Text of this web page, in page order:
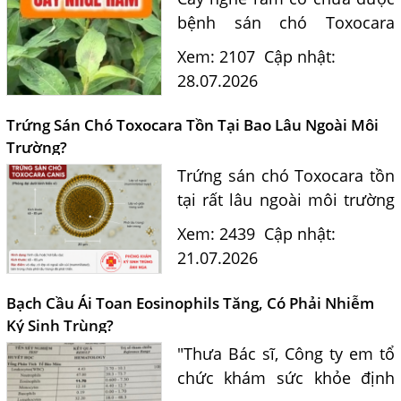
bệnh sán chó Toxocara
không? Tiến sĩ Bác sĩ
Nguyễn Hằng Lan giải đáp
học và hướng dẫn điều trị
Xem: 2107 Cập nhật:
28.07.2026
Trứng Sán Chó Toxocara Tồn Tại Bao Lâu Ngoài Môi
Trường?
Trứng sán chó Toxocara tồn
tại rất lâu ngoài môi trường
và là nguồn lây nhiễm nguy
hiểm cho con người. Tiến sĩ
vấn cách nhận biết...
Xem: 2439 Cập nhật:
21.07.2026
Bạch Cầu Ái Toan Eosinophils Tăng, Có Phải Nhiễm
Ký Sinh Trùng?
"Thưa Bác sĩ, Công ty em tổ
chức khám sức khỏe định